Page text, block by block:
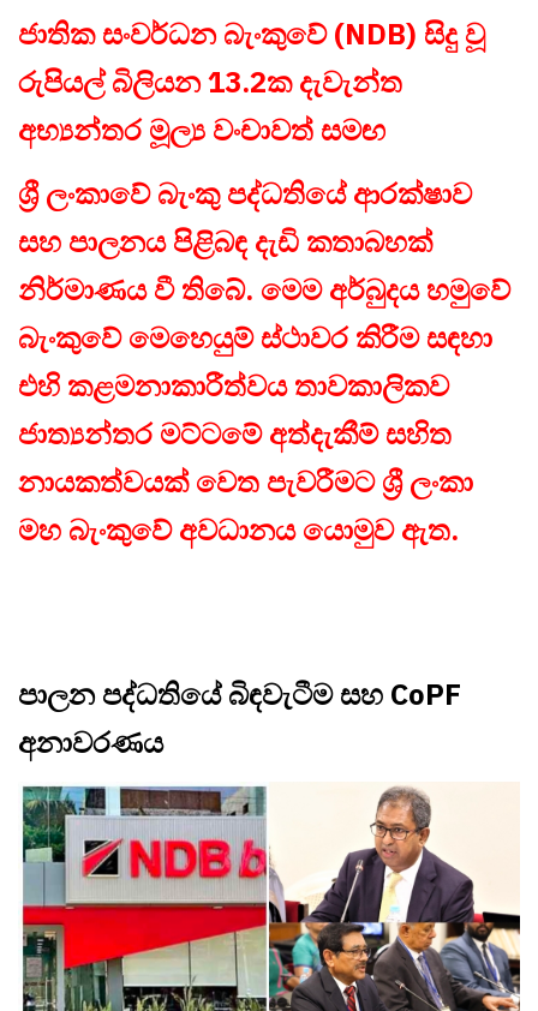
ජාතික සංවර්ධන බැංකුවේ (NDB) සිදු වූ
රුපියල් බිලියන 13.2ක දැවැන්ත
අභ්‍යන්තර මූල්‍ය වංචාවත් සමඟ
ශ්‍රී ලංකාවේ බැංකු පද්ධතියේ ආරක්ෂාව
සහ පාලනය පිළිබඳ දැඩි කතාබහක්
නිර්මාණය වී තිබේ. මෙම අර්බුදය හමුවේ
බැංකුවේ මෙහෙයුම් ස්ථාවර කිරීම සඳහා
එහි කළමනාකාරීත්වය තාවකාලිකව
ජාත්‍යන්තර මට්ටමේ අත්දැකීම් සහිත
නායකත්වයක් වෙත පැවරීමට ශ්‍රී ලංකා
මහ බැංකුවේ අවධානය යොමුව ඇත.
පාලන පද්ධතියේ බිඳවැටීම සහ CoPF
අනාවරණය